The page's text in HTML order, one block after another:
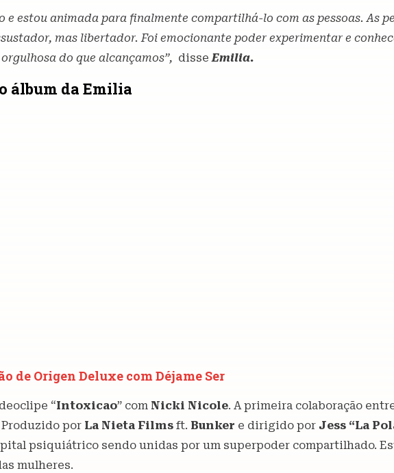
e estou animada para finalmente compartilhá-lo com as pessoas. As
mas libertador. Foi emocionante poder experimentar e
do que alcançamos”, disse Emilia.
álbum da Emilia
de Origen Deluxe com Déjame Ser
“Intoxicao” com Nicki Nicole. A primeira colaboração
por La Nieta Films ft. Bunker e dirigido por Jess “La
psiquiátrico sendo unidas por um superpoder compartilhado.
mulheres.